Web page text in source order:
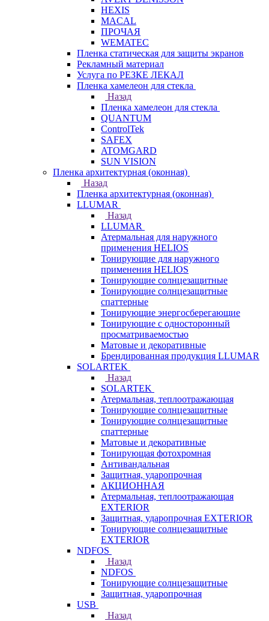
HEXIS
MACAL
ПРОЧАЯ
WEMATEC
Пленка статическая для защиты экранов
Рекламный материал
Услуга по РЕЗКЕ ЛЕКАЛ
Пленка хамелеон для стекла
Назад
Пленка хамелеон для стекла
QUANTUM
ControlTek
SAFEX
ATOMGARD
SUN VISION
Пленка архитектурная (оконная)
Назад
Пленка архитектурная (оконная)
LLUMAR
Назад
LLUMAR
Атермальная для наружного
применения HELIOS
Тонирующие для наружного
применения HELIOS
Тонирующие солнцезащитные
Тонирующие солнцезащитные
спаттерные
Тонирующие энергосберегающие
Тонирующие с односторонный
просматриваемостью
Матовые и декоративные
Брендированная продукция LLUMAR
SOLARTEK
Назад
SOLARTEK
Атермальная, теплоотражающая
Тонирующие солнцезащитные
Тонирующие солнцезащитные
спаттерные
Матовые и декоративные
Тонирующая фотохромная
Антивандальная
Защитная, ударопрочная
АКЦИОННАЯ
Атермальная, теплоотражающая
EXTERIOR
Защитная, ударопрочная EXTERIOR
Тонирующие солнцезащитные
EXTERIOR
NDFOS
Назад
NDFOS
Тонирующие солнцезащитные
Защитная, ударопрочная
USB
Назад